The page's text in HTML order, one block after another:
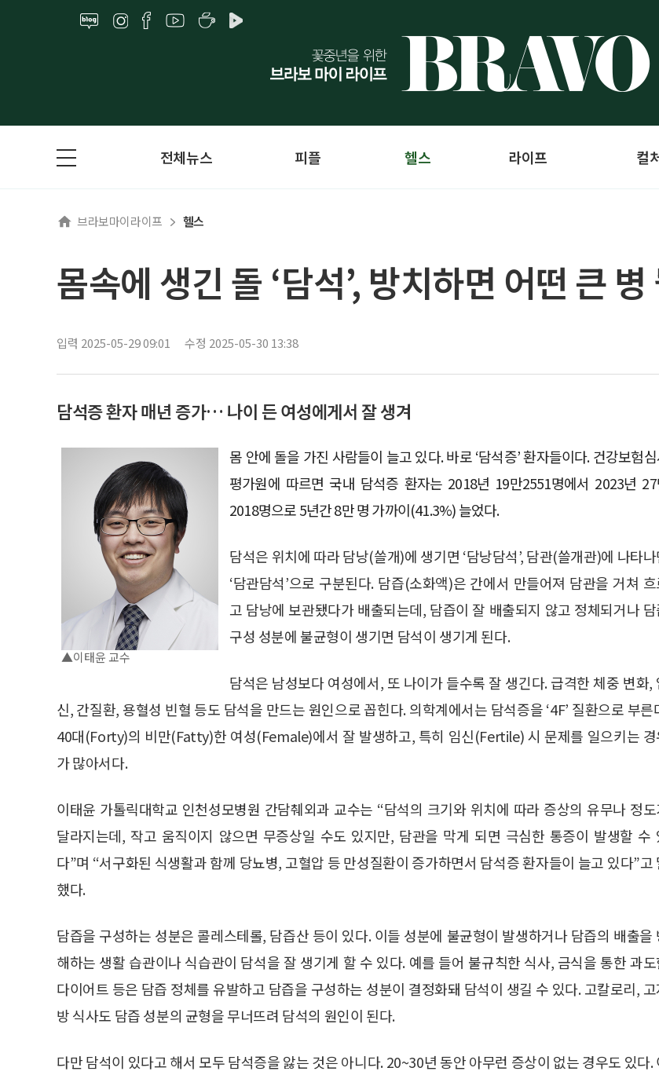
전체뉴스 피플 헬스 라이프 컬
브라보마이라이프 헬스
몸속에 생긴 돌 ‘담석’, 방치하면 어떤 큰 병
입력 2025-05-29 09:01 수정 2025-05-30 13:38
담석증 환자 매년 증가… 나이 든 여성에게서 잘 생겨
▲이태윤 교수
몸 안에 돌을 가진 사람들이 늘고 있다. 바로 ‘담석증’ 환자들이다. 건강보험
평가원에 따르면 국내 담석증 환자는 2018년 19만2551명에서 2023년
2018명으로 5년간 8만 명 가까이(41.3%) 늘었다.
담석은 위치에 따라 담낭(쓸개)에 생기면 ‘담낭담석’, 담관(쓸개관)에 나타나
‘담관담석’으로 구분된다. 담즙(소화액)은 간에서 만들어져 담관을 거쳐
고 담낭에 보관됐다가 배출되는데, 담즙이 잘 배출되지 않고 정체되거나
구성 성분에 불균형이 생기면 담석이 생기게 된다.
담석은 남성보다 여성에서, 또 나이가 들수록 잘 생긴다. 급격한 체중 변화,
신, 간질환, 용혈성 빈혈 등도 담석을 만드는 원인으로 꼽힌다. 의학계에서는 담석증을 ‘4F’ 질환으로 부른
40대(Forty)의 비만(Fatty)한 여성(Female)에서 잘 발생하고, 특히 임신(Fertile) 시 문제를 일으키는 경
가 많아서다.
이태윤 가톨릭대학교 인천성모병원 간담췌외과 교수는 “담석의 크기와 위치에 따라 증상의 유무나 정
달라지는데, 작고 움직이지 않으면 무증상일 수도 있지만, 담관을 막게 되면 극심한 통증이 발생할 수
다”며 “서구화된 식생활과 함께 당뇨병, 고혈압 등 만성질환이 증가하면서 담석증 환자들이 늘고 있다”고
했다.
담즙을 구성하는 성분은 콜레스테롤, 담즙산 등이 있다. 이들 성분에 불균형이 발생하거나 담즙의 배출을
해하는 생활 습관이나 식습관이 담석을 잘 생기게 할 수 있다. 예를 들어 불규칙한 식사, 금식을 통한 과
다이어트 등은 담즙 정체를 유발하고 담즙을 구성하는 성분이 결정화돼 담석이 생길 수 있다. 고칼로리, 고
방 식사도 담즙 성분의 균형을 무너뜨려 담석의 원인이 된다.
다만 담석이 있다고 해서 모두 담석증을 앓는 것은 아니다. 20~30년 동안 아무런 증상이 없는 경우도 있다.